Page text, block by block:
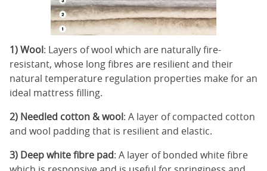
1) Wool: Layers of wool which are naturally fire-
resistant, whose long fibres are resilient and their
natural temperature regulation properties make for an
ideal mattress filling.
2) Needled cotton & wool: A layer of compacted cotton
and wool padding that is resilient and elastic.
3) Deep white fibre pad: A layer of bonded white fibre